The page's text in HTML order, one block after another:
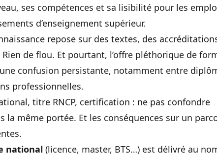
ses compétences et sa lisibilité pour les
d’enseignement supérieur.
repose sur des textes, des
de flou. Et pourtant, l’offre pléthorique de
confusion persistante, notamment entre
professionnelles.
titre RNCP, certification : ne pas confondre
la même portée. Et les conséquences sur un
national (licence, master, BTS…) est délivré au